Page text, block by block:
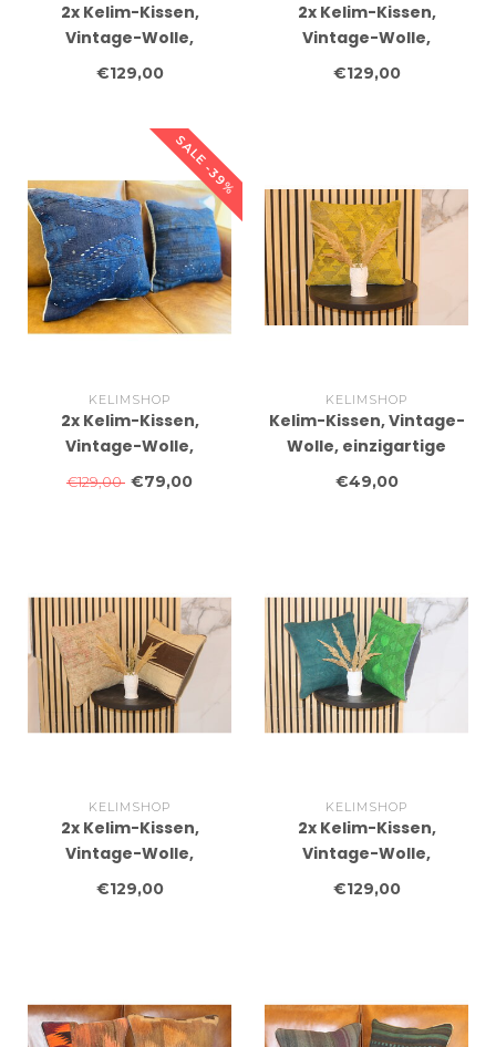
2x Kelim-Kissen,
Vintage-Wolle,
einzigartige Kissen, ca.
€129,00
2x Kelim-Kissen,
Vintage-Wolle,
einzigartige Kissen, ca.
€129,00
SALE -39%
KELIMSHOP
2x Kelim-Kissen,
Vintage-Wolle,
einzigartige Kissen, ca.
45 x 45 cm, mit Füllung
€129,00 €79,00
KELIMSHOP
Kelim-Kissen, Vintage-
Wolle, einzigartige
Kissen, ca. 45 x 45 cm,
mit Füllung
€49,00
KELIMSHOP
2x Kelim-Kissen,
Vintage-Wolle,
einzigartige Kissen, ca.
45 x 45 cm, mit Füllung
€129,00
KELIMSHOP
2x Kelim-Kissen,
Vintage-Wolle,
einzigartige Kissen, ca.
45 x 45 cm, mit Füllung
€129,00